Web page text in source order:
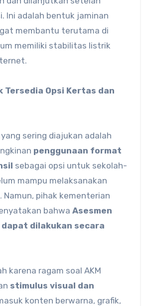
Ini adalah bentuk jaminan
membantu terutama di
memiliki stabilitas listrik
Tersedia Opsi Kertas dan
sering diajukan adalah
penggunaan format
sebagai opsi untuk sekolah-
mampu melaksanakan
Namun, pihak kementerian
bahwa Asesmen
dilakukan secara
karena ragam soal AKM
stimulus visual dan
konten berwarna, grafik,